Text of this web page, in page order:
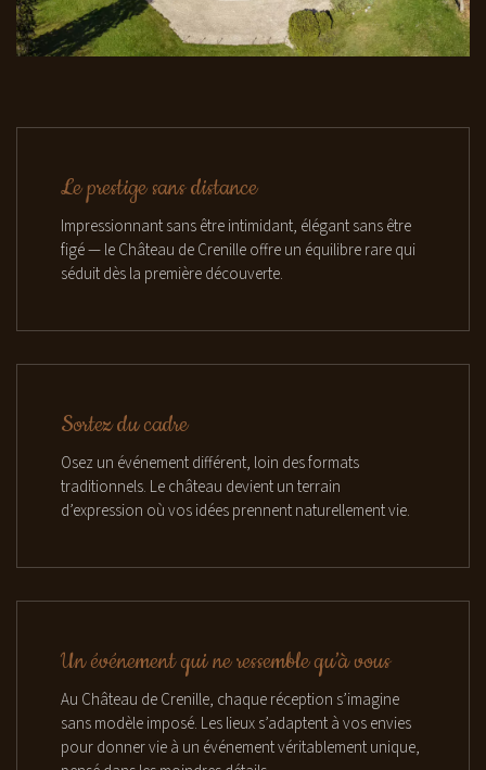
Le prestige sans distance
Impressionnant sans être intimidant, élégant sans être
figé — le Château de Crenille offre un équilibre rare qui
séduit dès la première découverte.
Sortez du cadre
Osez un événement différent, loin des formats
traditionnels. Le château devient un terrain
d’expression où vos idées prennent naturellement vie.
Un événement qui ne ressemble qu’à vous
Au Château de Crenille, chaque réception s’imagine
sans modèle imposé. Les lieux s’adaptent à vos envies
pour donner vie à un événement véritablement unique,